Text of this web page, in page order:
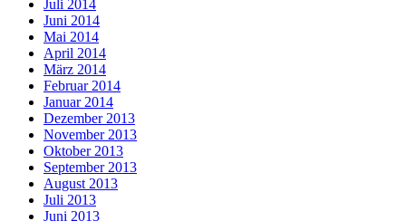
Juli 2014
Juni 2014
Mai 2014
April 2014
März 2014
Februar 2014
Januar 2014
Dezember 2013
November 2013
Oktober 2013
September 2013
August 2013
Juli 2013
Juni 2013